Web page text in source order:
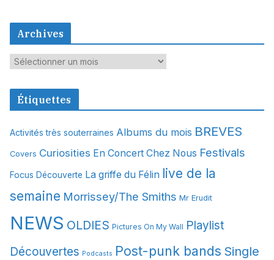
Archives
A
c
v
e
Étiquettes
Activités très souterraines Albums du mois BREVES
Covers Curiosities En Concert Chez Nous Festivals
Focus Découverte La griffe du Félin live de la
semaine Morrissey/The Smiths Mr Erudit
NEWS OLDIES Pictures On My Wall Playlist
Découvertes Podcasts Post-punk bands Single